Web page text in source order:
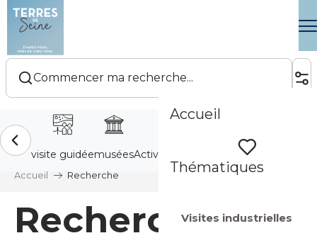
Aller
contenu
principal
Accueil
Thématiques
Visites industrielles
Voir les favoris
Accueil Recherche
Recherche